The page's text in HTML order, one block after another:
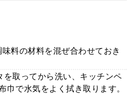
味料の材料を混ぜ合わせておき
を取ってから洗い、キッチンペ
巾で水気をよく拭き取ります。